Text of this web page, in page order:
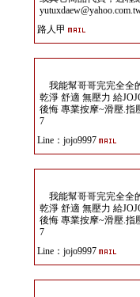
路人甲
我能幫哥哥完完全全
乾淨 舒適 無壓力 給
後悔 專業按摩~滑壓.
7
Line：jojo9997
我能幫哥哥完完全全
乾淨 舒適 無壓力 給
後悔 專業按摩~滑壓.
7
Line：jojo9997